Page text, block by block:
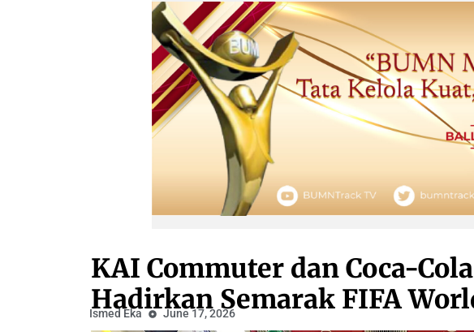
KAI Commuter dan Coca-
Hadirkan Semarak FIFA
Ismed Eka June 17, 2026